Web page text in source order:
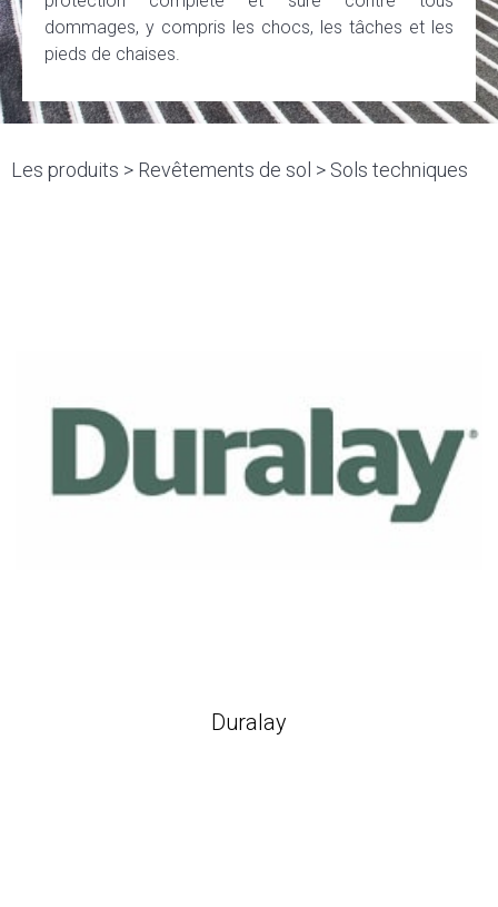
dommages, y compris les chocs, les tâches et les
pieds de chaises.
Les produits > Revêtements de sol > Sols techniques
Duralay